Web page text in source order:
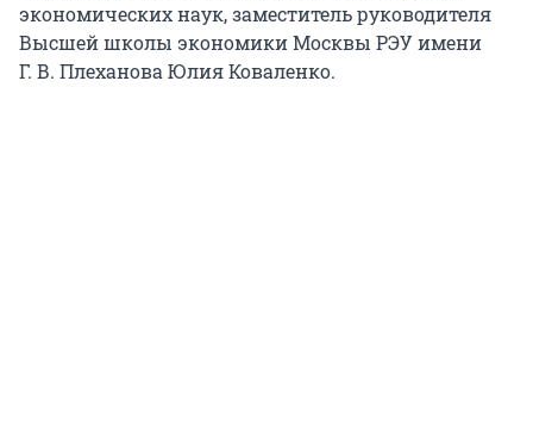
экономических наук, заместитель руководителя
Высшей школы экономики Москвы РЭУ имени
Г. В. ПлехановаЮлия Коваленко.